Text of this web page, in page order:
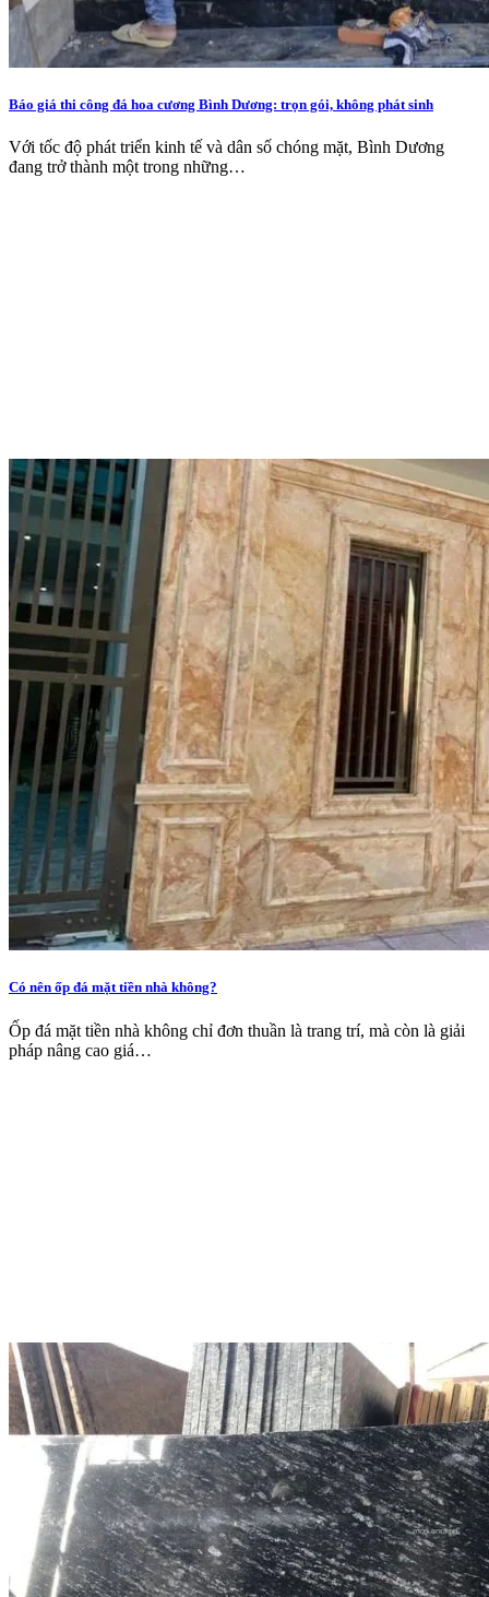
Báo giá thi công đá hoa cương Bình Dương: trọn gói, không phát sinh
Với tốc độ phát triển kinh tế và dân số chóng mặt, Bình Dương
đang trở thành một trong những…
Có nên ốp đá mặt tiền nhà không?
Ốp đá mặt tiền nhà không chỉ đơn thuần là trang trí, mà còn là giải
pháp nâng cao giá…